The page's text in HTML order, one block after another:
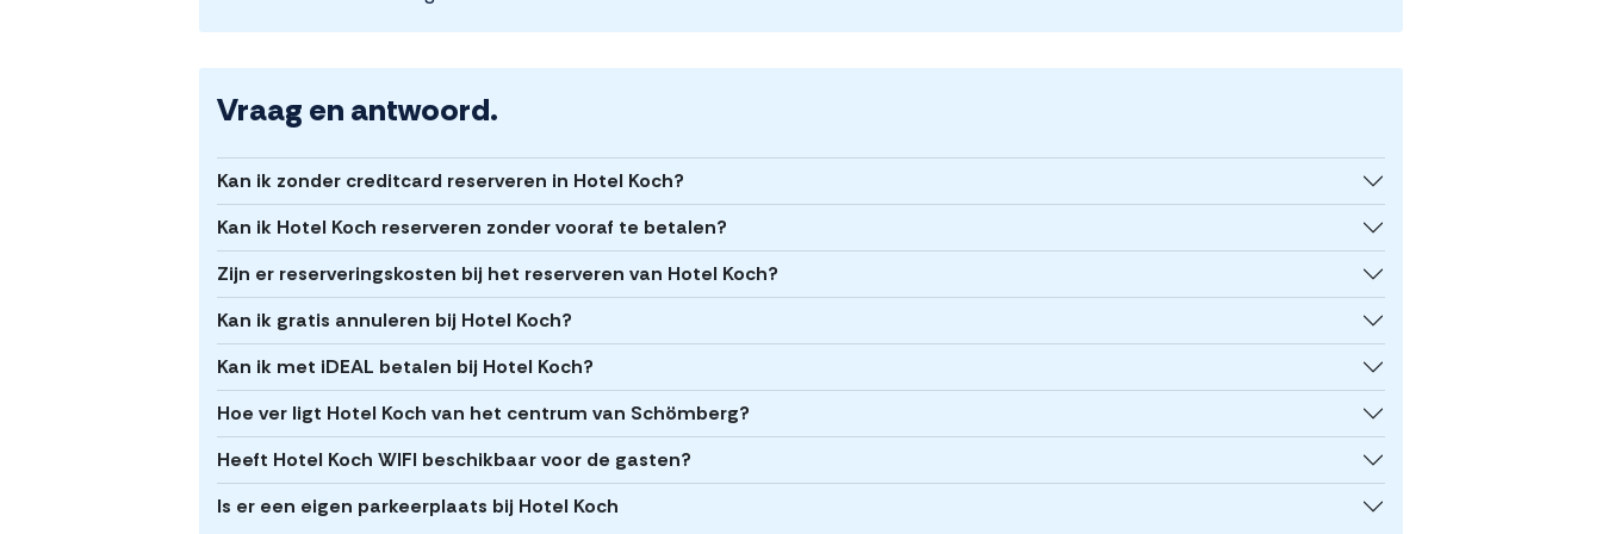
Vraag en antwoord.
Kan ik zonder creditcard reserveren in Hotel Koch?
Kan ik Hotel Koch reserveren zonder vooraf te betalen?
Zijn er reserveringskosten bij het reserveren van Hotel Koch?
Kan ik gratis annuleren bij Hotel Koch?
Kan ik met iDEAL betalen bij Hotel Koch?
Hoe ver ligt Hotel Koch van het centrum van Schömberg?
Heeft Hotel Koch WIFI beschikbaar voor de gasten?
Is er een eigen parkeerplaats bij Hotel Koch